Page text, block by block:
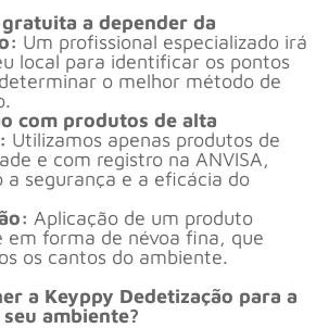
a depender da
Um profissional especializado irá
local para identificar os pontos
o melhor método de
com produtos de alta
Utilizamos apenas produtos de
e com registro na ANVISA,
a segurança e a eficácia do
Aplicação de um produto
em forma de névoa fina, que
os cantos do ambiente.
a Keyppy Dedetização para a
ambiente?